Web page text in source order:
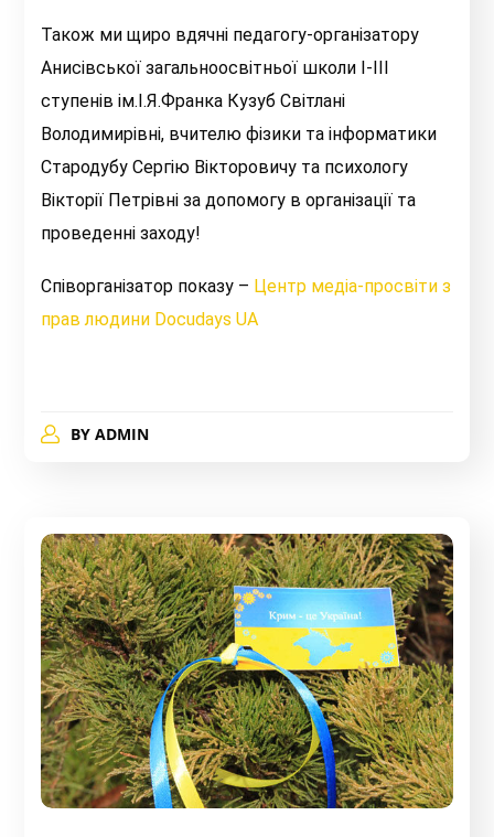
Також ми щиро вдячні педагогу-організатору
Анисівської загальноосвітньої школи І-ІІІ
ступенів ім.І.Я.Франка Кузуб Світлані
Володимирівні, вчителю фізики та інформатики
Стародубу Сергію Вікторовичу та психологу
Вікторії Петрівні за допомогу в організації та
проведенні заходу!
Співорганізатор показу – Центр медіа-просвіти з
прав людини Docudays UA
BY ADMIN